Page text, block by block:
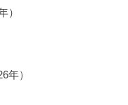
）
年）